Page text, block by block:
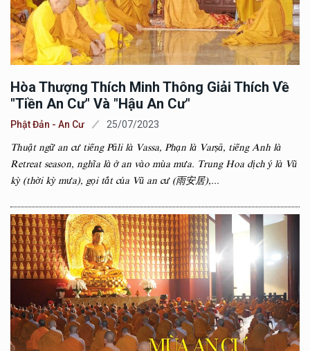
Hòa Thượng Thích Minh Thông Giải Thích Về
"tiền An Cư" Và "hậu An Cư"
Phật Đản - An Cư 25/07/2023
Thuật ngữ an cư tiếng Pāli là Vassa, Phạn là Varṣā, tiếng Anh là
Retreat season, nghĩa là ở an vào mùa mưa. Trung Hoa dịch ý là Vũ
kỳ (thời kỳ mưa), gọi tắt của Vũ an cư (雨安居),...